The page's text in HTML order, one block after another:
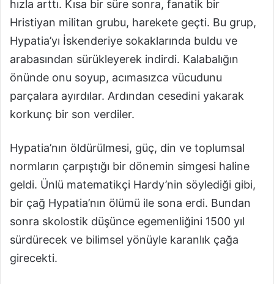
hızla arttı. Kısa bir süre sonra, fanatik bir
Hristiyan militan grubu, harekete geçti. Bu grup,
Hypatia’yı İskenderiye sokaklarında buldu ve
arabasından sürükleyerek indirdi. Kalabalığın
önünde onu soyup, acımasızca vücudunu
parçalara ayırdılar. Ardından cesedini yakarak
korkunç bir son verdiler.
Hypatia’nın öldürülmesi, güç, din ve toplumsal
normların çarpıştığı bir dönemin simgesi haline
geldi. Ünlü matematikçi Hardy’nin söylediği gibi,
bir çağ Hypatia’nın ölümü ile sona erdi. Bundan
sonra skolostik düşünce egemenliğini 1500 yıl
sürdürecek ve bilimsel yönüyle karanlık çağa
girecekti.